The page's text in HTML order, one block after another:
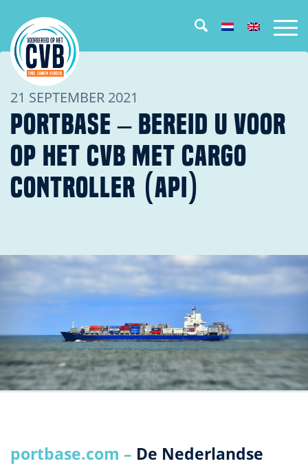
21 SEPTEMBER 2021
PORTBASE – BEREID U VOOR
OP HET CVB MET CARGO
CONTROLLER (API)
portbase.com – De Nederlandse